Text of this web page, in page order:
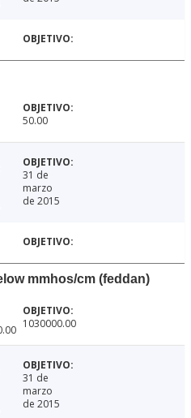
50.00
31 de
marzo
de 2015
mmhos/cm (feddan)
1030000.00
31 de
marzo
de 2015